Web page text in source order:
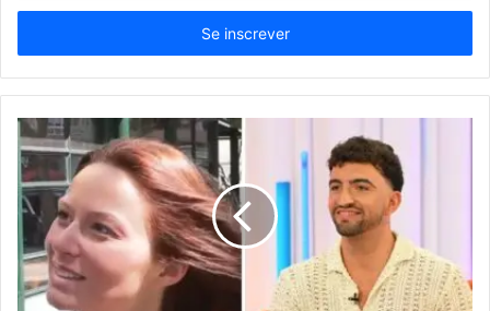
seu
de
email